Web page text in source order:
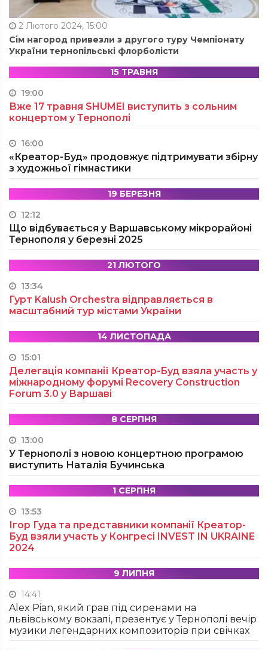
2 Лютого 2024, 15:00
Сім нагород привезли з другого туру Чемпіонату
України тернопільські флорболісти
15 ТРАВНЯ
19:00
Вже 17 травня SHUMEI виступить з сольним
концертом у Тернополі
16:00
«Креатор-Буд» продовжує підтримувати збірну
з художньої гімнастики
19 БЕРЕЗНЯ
12:12
Що відбувається у Варшавському мікрорайоні
Тернополя у березні 2025
21 ЛЮТОГО
13:34
Гурт Kalush Orchestra відправляється в
масштабний тур містами України
14 ЛИСТОПАДА
15:01
Делегація компанії Креатор-Буд взяла участь у
міжнародному форумі Recovery Construction
Forum 3.0 у Варшаві
8 СЕРПНЯ
13:00
У Тернополі з новою концертною програмою
виступить Наталія Бучинська
1 СЕРПНЯ
13:53
Ігор Гуда та представники компанії Креатор-
Буд взяли участь у Конгресі INVEST IN UKRAINE
2024
9 ЛИПНЯ
14:41
Alex Pian, який грав під сиренами на
львівському вокзалі, презентує у Тернополі вечір
музики легендарних композиторів при свічках